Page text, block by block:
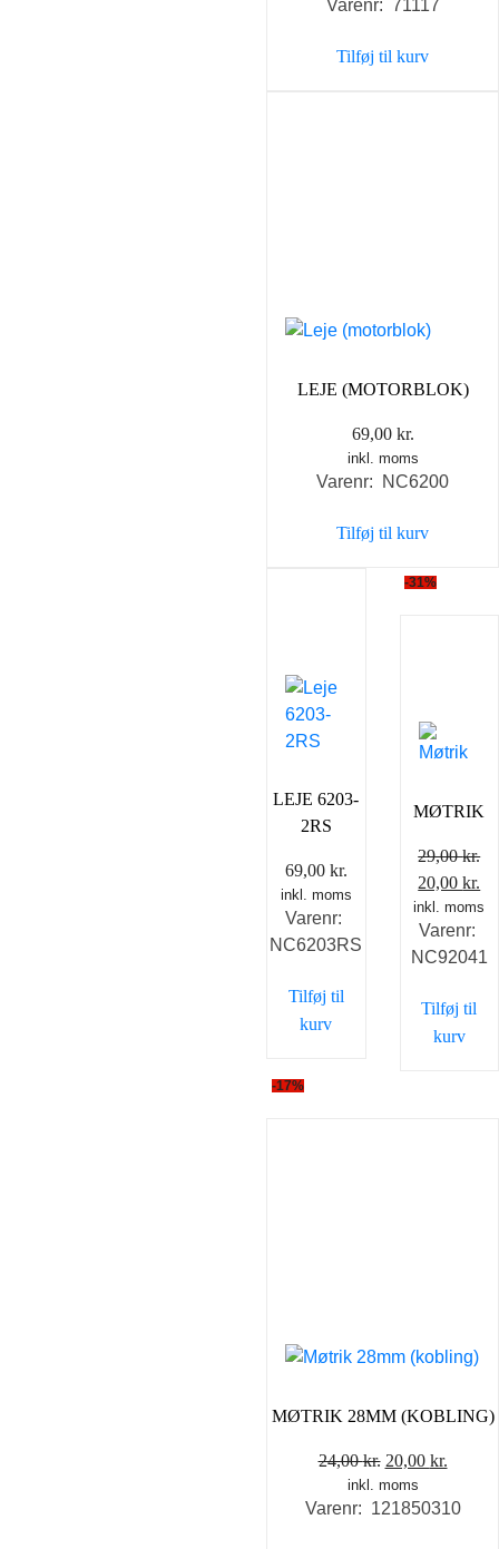
pris
189,00 kr..
Varenr: 71117
Tilføj til kurv
LEJE (MOTORBLOK)
69,00 kr.
inkl. moms
Varenr: NC6200
Tilføj til kurv
LEJE 6203-
2RS
69,00 kr.
inkl. moms
Varenr:
NC6203RS
Tilføj til
kurv
-31%
MØTRIK
29,00kr.
Den
pris
var:
20,00kr.
er:
inkl. moms
Varenr:
NC92041
Tilføj til
kurv
-17%
MØTRIK 28MM (KOBLING)
24,00kr. Den
oprindelige
pris
20,00 kr.
pris
inkl. moms
Varenr: 121850310